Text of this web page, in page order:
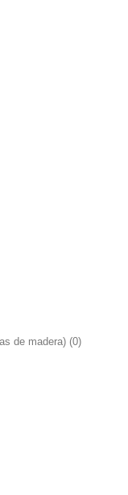
de madera) (0)